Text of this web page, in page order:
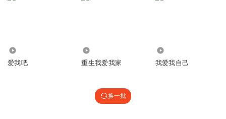
爱我吧 重生我爱我家 我爱我自己
换一批